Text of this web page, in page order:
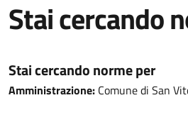
Stai cercando
Stai cercando norme per
Amministrazione: Comune di San